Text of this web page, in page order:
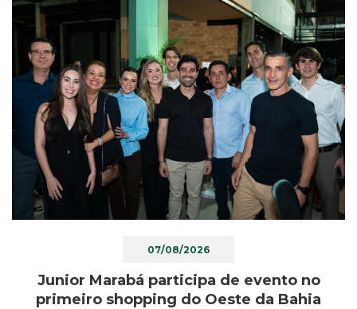
07/08/2026
Junior Marabá participa de evento no
primeiro shopping do Oeste da Bahia